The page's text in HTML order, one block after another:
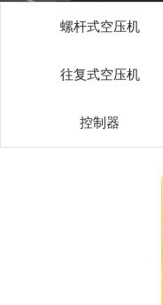
螺杆式空压机
往复式空压机
控制器